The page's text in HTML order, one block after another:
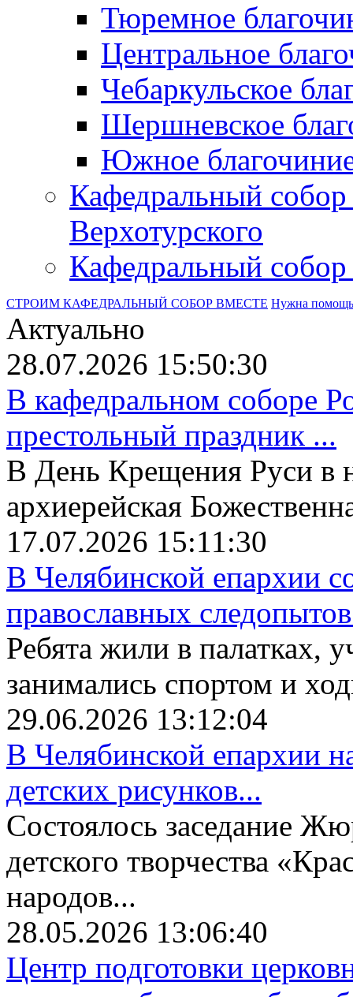
Тюремное
Центральное
Чебаркульское
Шершневское
Южное
Кафедральный
Верхотурского
Кафедральный
СТРОИМ КАФЕДРАЛЬНЫЙ СОБОР ВМЕСТЕ Нужна помощь
Актуально
28.07.2026 15:50:30
В кафедральном соборе
престольный праздник ...
В День Крещения Руси в
архиерейская
17.07.2026 15:11:30
В Челябинской епархии
православных
Ребята жили в палатках,
занимались спортом и
29.06.2026 13:12:04
В Челябинской епархии
детских рисунков...
Состоялось заседание
детского творчества
народов...
28.05.2026 13:06:40
Центр подготовки